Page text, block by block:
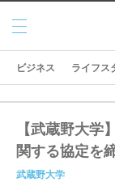
メニ
ュー
ビジネス ライフス
【武蔵野大学
関する協定を
武蔵野大学